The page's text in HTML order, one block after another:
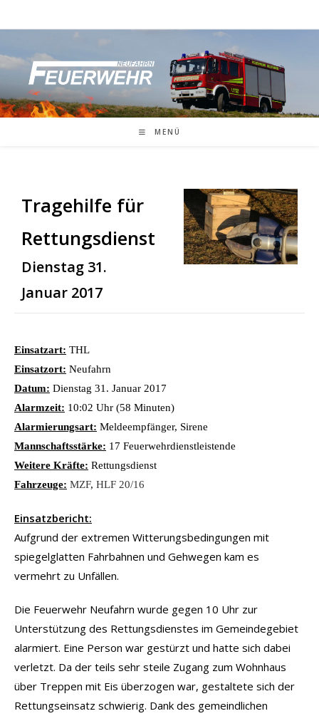
Inhalt
MENÜ
Tragehilfe für
Rettungsdienst
Dienstag 31.
Januar 2017
Einsatzart: THL
Einsatzort: Neufahrn
Datum: Dienstag 31. Januar 2017
Alarmzeit: 10:02 Uhr (58 Minuten)
Alarmierungsart: Meldeempfänger, Sirene
Mannschaftsstärke: 17 Feuerwehrdienstleistende
Weitere Kräfte: Rettungsdienst
Fahrzeuge: MZF, HLF 20/16
Einsatzbericht:
Aufgrund der extremen Witterungsbedingungen mit
spiegelglatten Fahrbahnen und Gehwegen kam es
vermehrt zu Unfällen.
Die Feuerwehr Neufahrn wurde gegen 10 Uhr zur
Unterstützung des Rettungsdienstes im Gemeindegebiet
alarmiert. Eine Person war gestürzt und hatte sich dabei
verletzt. Da der teils sehr steile Zugang zum Wohnhaus
über Treppen mit Eis überzogen war, gestaltete sich der
Rettungseinsatz schwierig. Dank des gemeindlichen